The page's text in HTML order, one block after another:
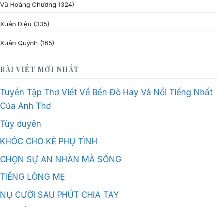
Vũ Hoàng Chương (324)
Xuân Diệu (335)
Xuân Quỳnh (165)
BÀI VIẾT MỚI NHẤT
Tuyển Tập Thơ Viết Về Bến Đò Hay Và Nổi Tiếng Nhất
Của Anh Thơ
Tùy duyên
KHÓC CHO KẺ PHỤ TÌNH
CHỌN SỰ AN NHÀN MÀ SỐNG
TIẾNG LÒNG MẸ
NỤ CƯỜI SAU PHÚT CHIA TAY